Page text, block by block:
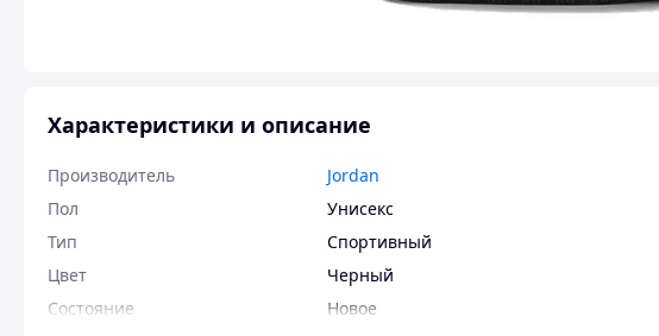
Характеристики и описание
Производитель
Jordan
Пол
Унисекс
Тип
Спортивный
Цвет
Черный
Состояние
Новое